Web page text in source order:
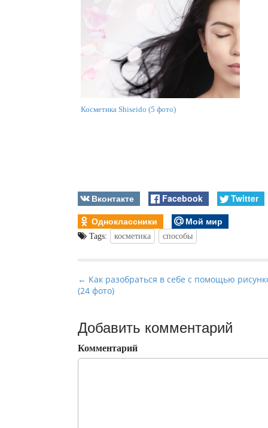
Косметика Shiseido (5 фото)
Вконтакте Facebook
Twitter
Одноклассники
Мой мир
Tags: косметика способы
P
o
t
n
a
← Как разобраться в себе с помощью
(24 фото)
Добавить комментарий
Комментарий